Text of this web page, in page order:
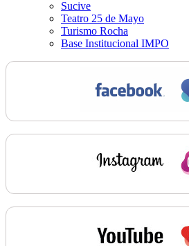
Sucive
Teatro 25 de Mayo
Turismo Rocha
Base Institucional IMPO